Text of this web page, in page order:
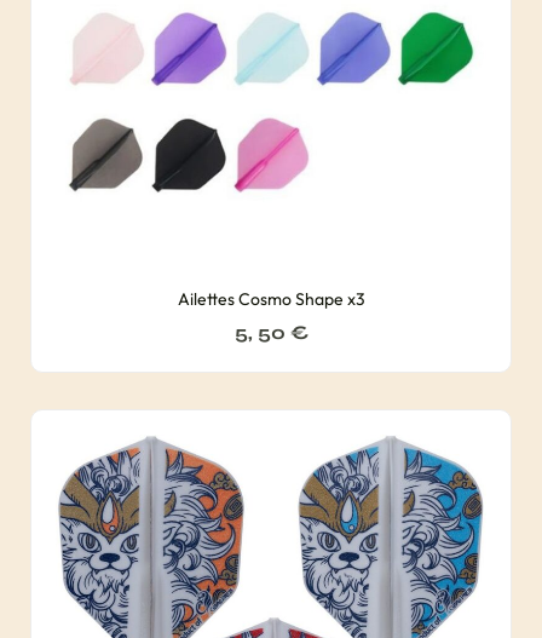
Ailettes Cosmo Shape x3
5, 50 €